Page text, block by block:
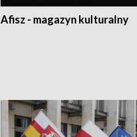
Afisz - magazyn kulturalny